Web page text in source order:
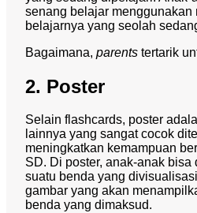
senang belajar menggunakan
belajarnya yang seolah
Bagaimana, parents tertarik
2. Poster
Selain flashcards, poster
lainnya yang sangat cocok
meningkatkan kemampuan
SD. Di poster, anak-anak
suatu benda yang
gambar yang akan
benda yang dimaksud.